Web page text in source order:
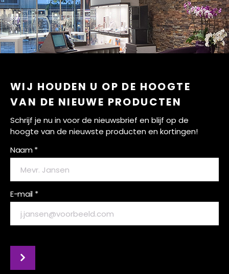
WIJ HOUDEN U OP DE HOOGTE
VAN DE NIEUWE PRODUCTEN
Schrijf je nu in voor de nieuwsbrief en blijf op de
hoogte van de nieuwste producten en kortingen!
Naam *
E-mail *